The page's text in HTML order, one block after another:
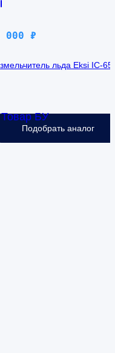
Товар БУ
000 ₽
льда Eksi IC-65
в наличии
Подобрать аналог